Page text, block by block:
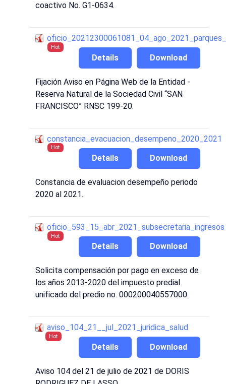
coactivo No. G1-0634.
Hot
Download
Details
Fijación Aviso en Página Web de la Entidad -
Reserva Natural de la Sociedad Civil “SAN
FRANCISCO” RNSC 199-20.
constancia_evacuacion_desempeno_2020_2021
Hot
Download
Details
Constancia de evaluacion desempeño periodo
2020 al 2021.
oficio_593_15_abr_2021_subsecretaria_ingresos
Hot
Download
Details
Solicita compensación por pago en exceso de
los años 2013-2020 del impuesto predial
unificado del predio no. 000200040557000.
aviso_104_21__jul_2021_juridica_salud
Hot
Download
Details
Aviso 104 del 21 de julio de 2021 de DORIS